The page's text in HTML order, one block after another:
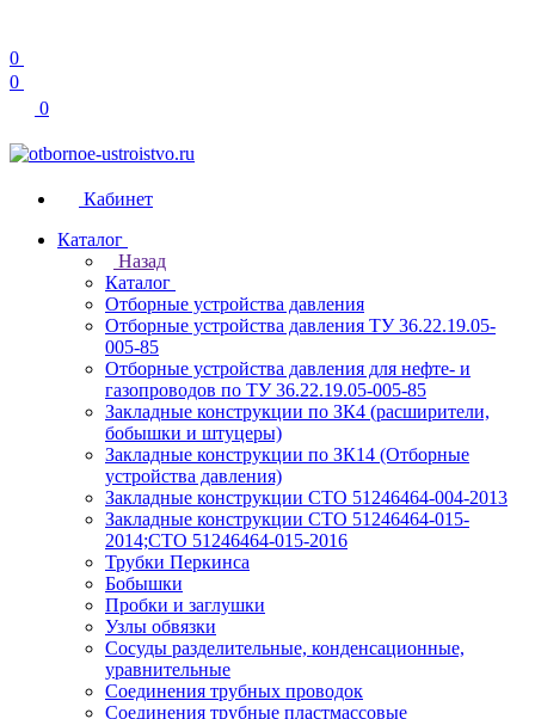
0
0
0
Кабинет
Каталог
Назад
Каталог
Отборные устройства давления
Отборные устройства давления ТУ 36.22.19.05-
005-85
Отборные устройства давления для нефте- и
газопроводов по ТУ 36.22.19.05-005-85
Закладные конструкции по ЗК4 (расширители,
бобышки и штуцеры)
Закладные конструкции по ЗК14 (Отборные
устройства давления)
Закладные конструкции СТО 51246464-004-2013
Закладные конструкции СТО 51246464-015-
2014;СТО 51246464-015-2016
Трубки Перкинса
Бобышки
Пробки и заглушки
Узлы обвязки
Сосуды разделительные, конденсационные,
уравнительные
Соединения трубных проводок
Соединения трубные пластмассовые